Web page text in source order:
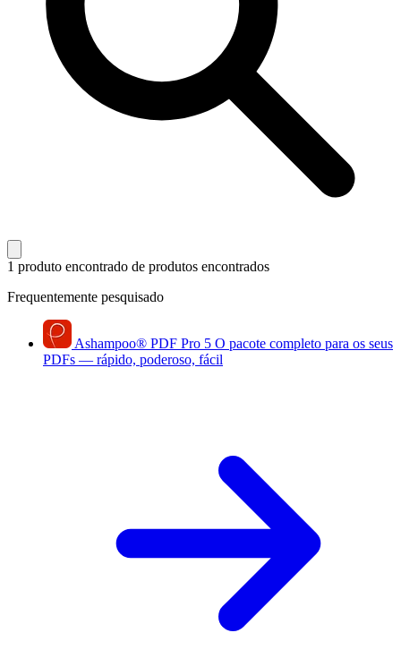
1 produto encontrado de produtos encontrados
Frequentemente pesquisado
Ashampoo® PDF Pro 5 O pacote completo para os seus
PDFs — rápido, poderoso, fácil